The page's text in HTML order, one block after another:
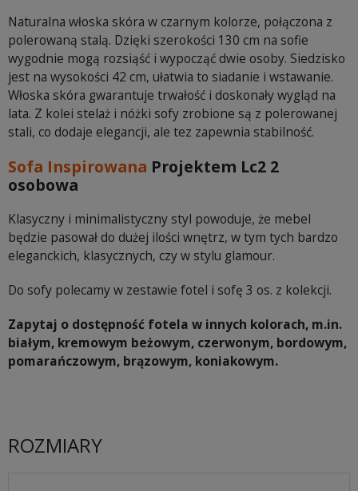
Naturalna włoska skóra w czarnym kolorze, połączona z
polerowaną stalą. Dzięki szerokości 130 cm na sofie
wygodnie mogą rozsiąść i wypocząć dwie osoby. Siedzisko
jest na wysokości 42 cm, ułatwia to siadanie i wstawanie.
Włoska skóra gwarantuje trwałość i doskonały wygląd na
lata. Z kolei stelaż i nóżki sofy zrobione są z polerowanej
stali, co dodaje elegancji, ale tez zapewnia stabilność.
Sofa Inspirowana Projektem Lc2 2
osobowa
Klasyczny i minimalistyczny styl powoduje, że mebel
będzie pasował do dużej ilości wnętrz, w tym tych bardzo
eleganckich, klasycznych, czy w stylu glamour.
Do sofy polecamy w zestawie fotel i sofę 3 os. z kolekcji.
Zapytaj o dostępność fotela w innych kolorach, m.in.
białym, kremowym beżowym, czerwonym, bordowym,
pomarańczowym, brązowym, koniakowym.
ROZMIARY